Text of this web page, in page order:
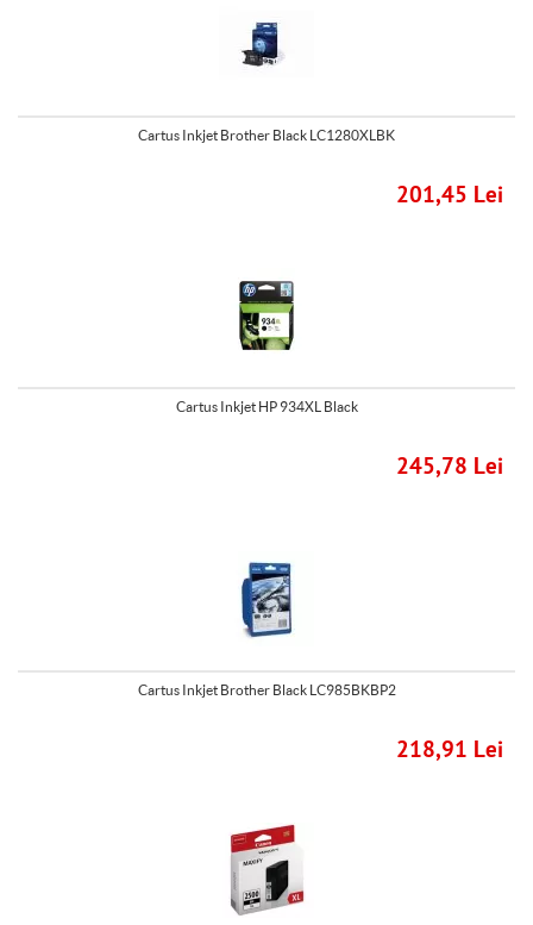
Cartus Inkjet Brother Black LC1280XLBK
201,45 Lei
Cartus Inkjet HP 934XL Black
245,78 Lei
Cartus Inkjet Brother Black LC985BKBP2
218,91 Lei